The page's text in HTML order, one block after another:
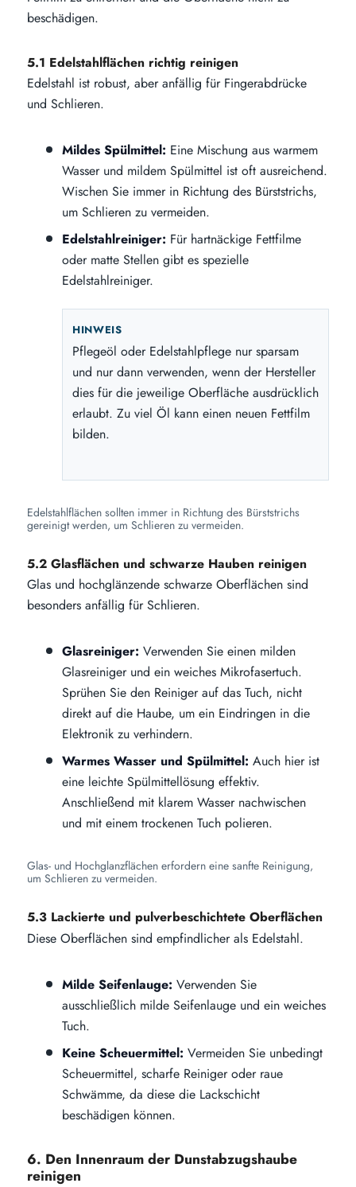
beschädigen.
5.1 Edelstahlflächen richtig reinigen
Edelstahl ist robust, aber anfällig für Fingerabdrücke
und Schlieren.
Mildes Spülmittel: Eine Mischung aus warmem
Wasser und mildem Spülmittel ist oft ausreichend.
Wischen Sie immer in Richtung des Bürststrichs,
um Schlieren zu vermeiden.
Edelstahlreiniger: Für hartnäckige Fettfilme
oder matte Stellen gibt es spezielle
Edelstahlreiniger.
HINWEIS
Pflegeöl oder Edelstahlpflege nur sparsam
und nur dann verwenden, wenn der Hersteller
dies für die jeweilige Oberfläche ausdrücklich
erlaubt. Zu viel Öl kann einen neuen Fettfilm
bilden.
Edelstahlflächen sollten immer in Richtung des Bürststrichs
gereinigt werden, um Schlieren zu vermeiden.
5.2 Glasflächen und schwarze Hauben reinigen
Glas und hochglänzende schwarze Oberflächen sind
besonders anfällig für Schlieren.
Glasreiniger: Verwenden Sie einen milden
Glasreiniger und ein weiches Mikrofasertuch.
Sprühen Sie den Reiniger auf das Tuch, nicht
direkt auf die Haube, um ein Eindringen in die
Elektronik zu verhindern.
Warmes Wasser und Spülmittel: Auch hier ist
eine leichte Spülmittellösung effektiv.
Anschließend mit klarem Wasser nachwischen
und mit einem trockenen Tuch polieren.
Glas- und Hochglanzflächen erfordern eine sanfte Reinigung,
um Schlieren zu vermeiden.
5.3 Lackierte und pulverbeschichtete Oberflächen
Diese Oberflächen sind empfindlicher als Edelstahl.
Milde Seifenlauge: Verwenden Sie
ausschließlich milde Seifenlauge und ein weiches
Tuch.
Keine Scheuermittel: Vermeiden Sie unbedingt
Scheuermittel, scharfe Reiniger oder raue
Schwämme, da diese die Lackschicht
beschädigen können.
6. Den Innenraum der Dunstabzugshaube
reinigen